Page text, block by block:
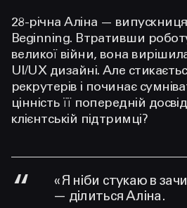
28-річна Аліна —
Beginning. Втративши
великої війни, вона
UI/UX дизайні. Але
рекрутерів і починає
цінність її попередній
клієнтській підтримці?
«Я ніби стукаю в
— ділиться Аліна.